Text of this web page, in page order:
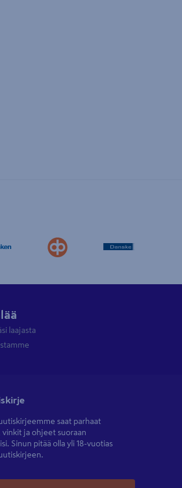
laajasta
saat parhaat
ja ohjeet suoraan
Sinun pitää olla yli 18-vuotias